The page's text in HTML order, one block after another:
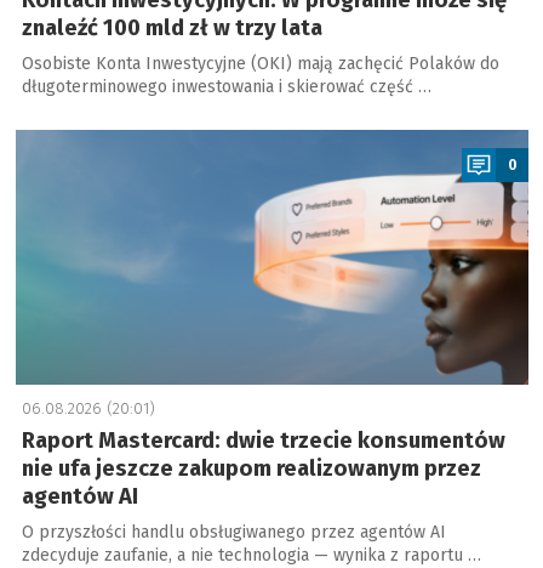
znaleźć 100 mld zł w trzy lata
Osobiste Konta Inwestycyjne (OKI) mają zachęcić Polaków do
długoterminowego inwestowania i skierować część …
a
0
06.08.2026 (20:01)
Raport Mastercard: dwie trzecie konsumentów
nie ufa jeszcze zakupom realizowanym przez
agentów AI
O przyszłości handlu obsługiwanego przez agentów AI
zdecyduje zaufanie, a nie technologia — wynika z raportu …